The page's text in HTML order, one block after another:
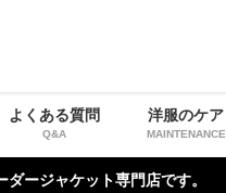
よくある質問
Q&A
洋服のケア
MAINTENANCE
ージャケット専門店です。